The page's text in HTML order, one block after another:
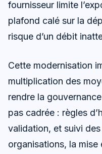
fournisseur limite
plafond calé sur la
risque d’un débit
Cette modernisation
multiplication des
rendre la
pas cadrée : règles
validation, et suivi
organisations, la mise